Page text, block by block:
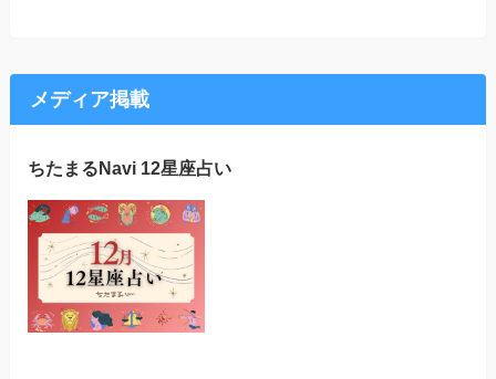
メディア掲載
ちたまるNavi 12星座占い